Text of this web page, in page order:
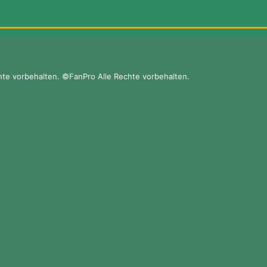
vorbehalten. ©FanPro Alle Rechte vorbehalten.